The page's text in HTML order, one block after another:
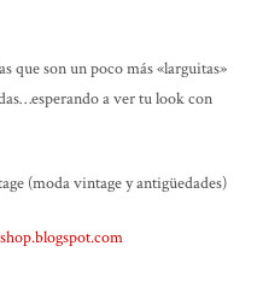
que son un poco más «larguitas»
a ver tu look con
(moda vintage y antigüedades)